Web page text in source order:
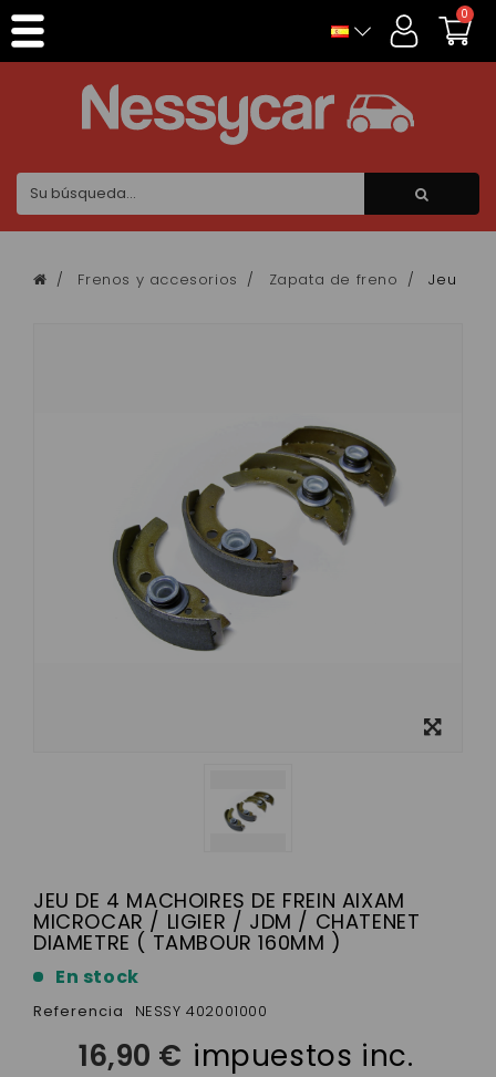
0
Frenos y accesorios Zapata de freno Jeu de
JEU DE 4 MACHOIRES DE FREIN AIXAM
MICROCAR / LIGIER / JDM / CHATENET
DIAMETRE ( TAMBOUR 160MM )
En stock
Referencia NESSY 402001000
16,90 € impuestos inc.
Panel de gestión de cookies